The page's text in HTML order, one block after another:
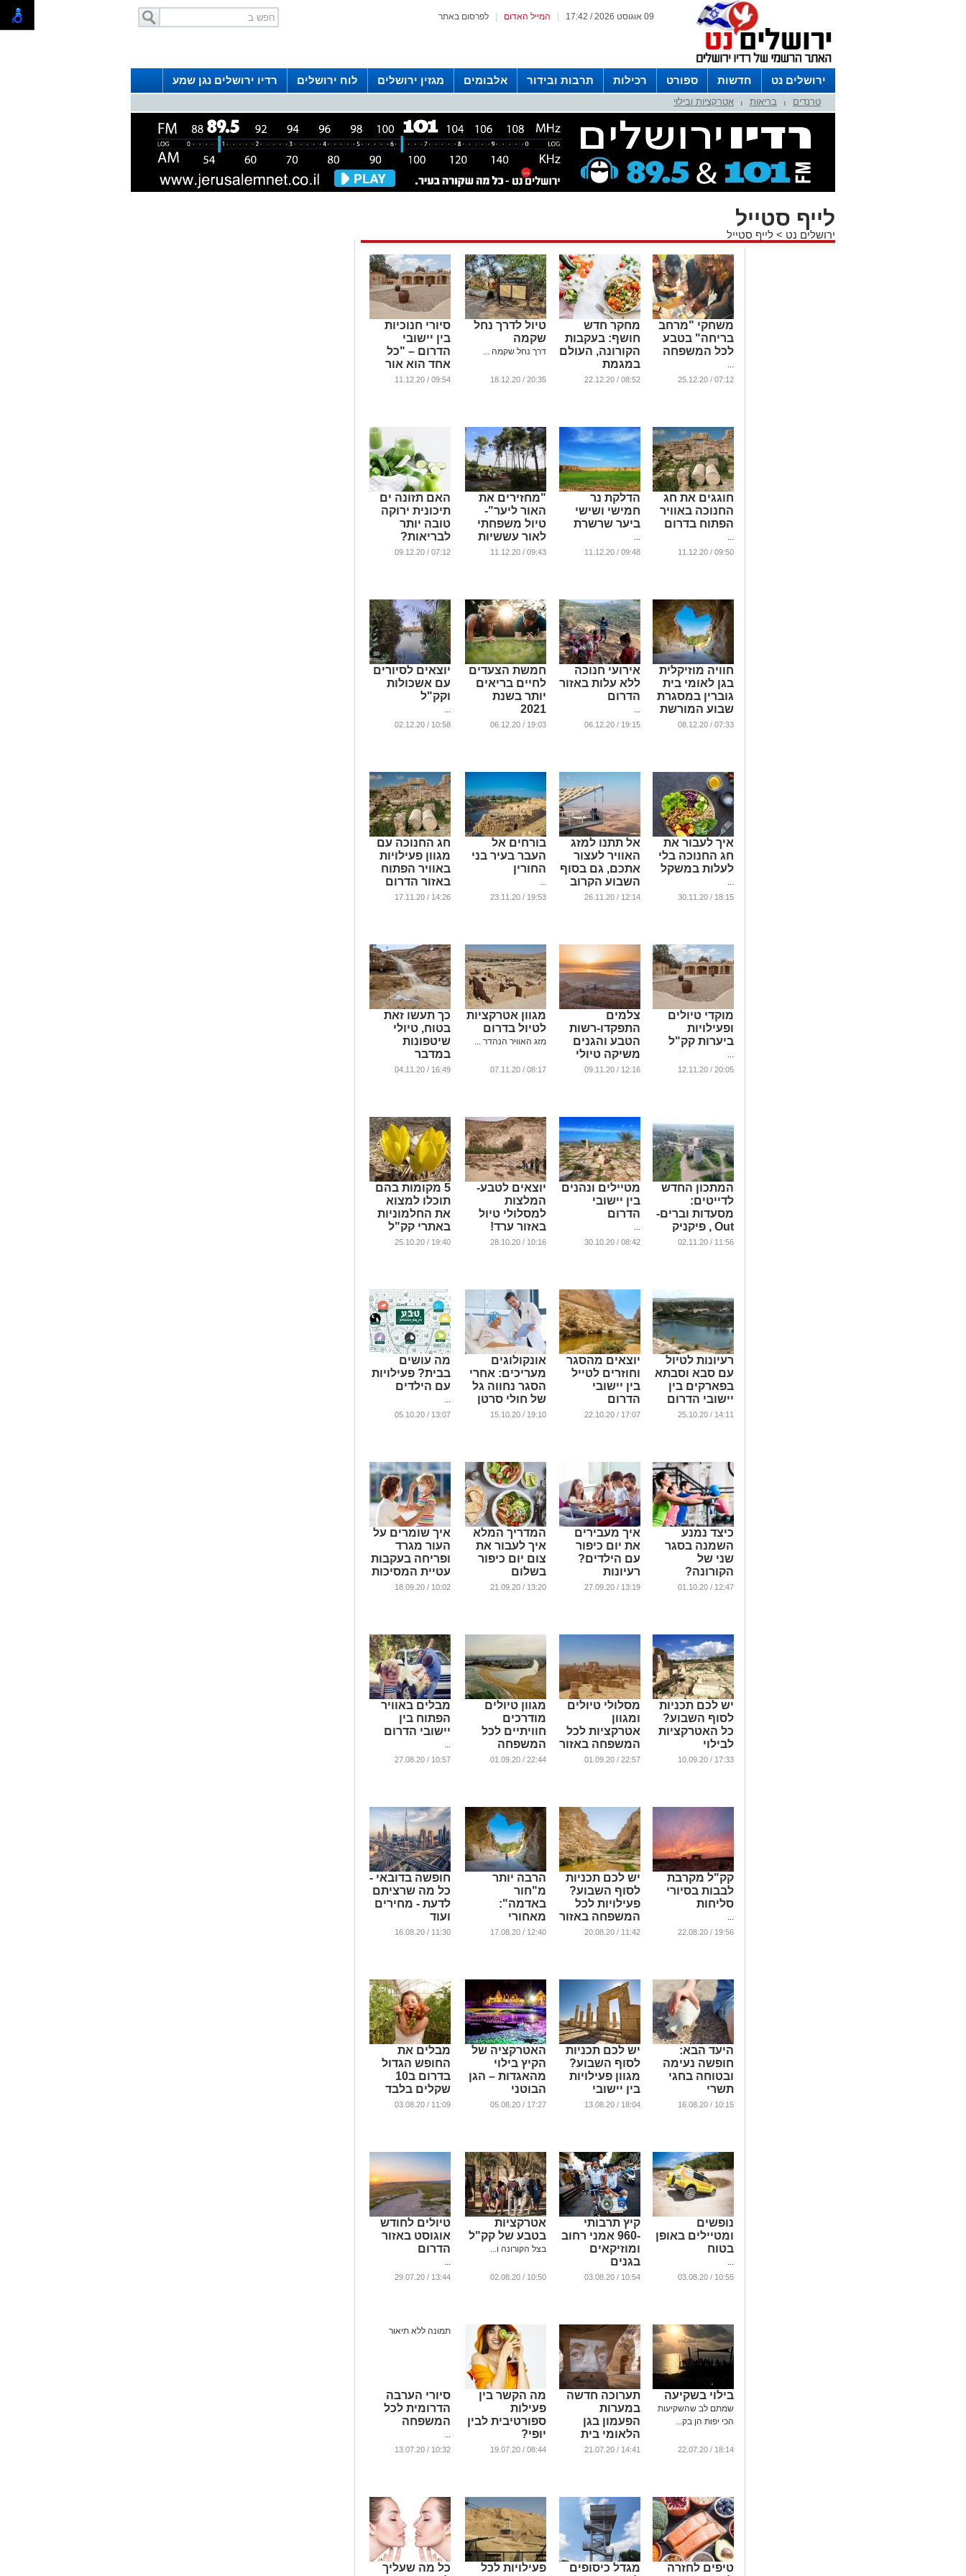
לפרסום באתר המייל האדום 09 אוגוסט 2026 / 17:42
ירושלים נט חדשות ספורט רכילות תרבות ובידור אלבומים מגזין ירושלים לוח ירושלים
רדיו ירושלים נגן שמע
לפרסום ברדיו צרו קשר
לוח שדורים רדיו ירושלים טרנדים בריאות אטרקציות ובילוי
לייף סטייל
ירושלים נט > לייף סטייל
משחקי "מרחב
בריחה" בטבע
לכל המשפחה
...
07:12 / 25.12.20
מחקר חדש
חושף: בעקבות
הקורונה, העולם
במגמת
צמחונות
08:52 / 22.12.20
טיול לדרך נחל
שקמה
דרך נחל שקמה ...
20:35 / 18.12.20
סיורי חנוכיות
בין יישובי
הדרום – "כל
אחד הוא אור
קטן וכולנו עם
09:54 / 11.12.20
חוגגים את חג
החנוכה באוויר
הפתוח בדרום
...
09:50 / 11.12.20
הדלקת נר
חמישי ושישי
ביער שרשרת
...
09:48 / 11.12.20
"מחזירים את
האור ליער"-
טיול משפחתי
לאור עששיות
...
09:43 / 11.12.20
האם תזונה ים
תיכונית ירוקה
טובה יותר
לבריאות?
...
07:12 / 09.12.20
חוויה מוזיקלית
בגן לאומי בית
גוברין במסגרת
שבוע המורשת
בישראל
07:33 / 08.12.20
אירועי חנוכה
ללא עלות באזור
הדרום
...
19:15 / 06.12.20
חמשת הצעדים
לחיים בריאים
יותר בשנת
2021
...
19:03 / 06.12.20
יוצאים לסיורים
עם אשכולות
וקק"ל
...
10:58 / 02.12.20
איך לעבור את
חג החנוכה בלי
לעלות במשקל
...
18:15 / 30.11.20
אל תתנו למזג
האוויר לעצור
אתכם, גם בסוף
השבוע הקרוב
נצלו את הזמן
12:14 / 26.11.20
בורחים אל
העבר בעיר בני
החורין
...
19:53 / 23.11.20
חג החנוכה עם
מגוון פעילויות
באוויר הפתוח
באזור הדרום
...
14:26 / 17.11.20
מוקדי טיולים
ופעילויות
ביערות קק"ל
...
20:05 / 12.11.20
צלמים
התפקדו-רשות
הטבע והגנים
משיקה טיולי
צילום במיוחד
12:16 / 09.11.20
מגוון אטרקציות
לטיול בדרום
מזג האוויר הנהדר ...
08:17 / 07.11.20
כך תעשו זאת
בטוח, טיולי
שיטפונות
במדבר
...
16:49 / 04.11.20
המתכון החדש
לדייטים:
מסעדות וברים-
Out , פיקניק
באוויר הפתוח
11:56 / 02.11.20
מטיילים ונהנים
בין יישובי
הדרום
...
08:42 / 30.10.20
יוצאים לטבע-
המלצות
למסלולי טיול
באזור ערד!
...
10:16 / 28.10.20
5 מקומות בהם
תוכלו למצוא
את החלמוניות
באתרי קק"ל
...
19:40 / 25.10.20
רעיונות לטיול
עם סבא וסבתא
בפארקים בין
יישובי הדרום
...
14:11 / 25.10.20
יוצאים מהסגר
וחוזרים לטייל
בין יישובי
הדרום
...
17:07 / 22.10.20
אונקולוגים
מעריכים: אחרי
הסגר נחווה גל
של חולי סרטן
חדשים
19:10 / 15.10.20
מה עושים
בבית? פעילויות
עם הילדים
...
13:07 / 05.10.20
כיצד נמנע
השמנה בסגר
שני של
הקורונה?
...
12:47 / 01.10.20
איך מעבירים
את יום כיפור
עם הילדים?
רעיונות
לפעילויות בלי
13:19 / 27.09.20
המדריך המלא
איך לעבור את
צום יום כיפור
בשלום
...
13:20 / 21.09.20
איך שומרים על
העור מגרד
ופריחה בעקבות
עטיית המסיכות
...
10:02 / 18.09.20
יש לכם תכניות
לסוף השבוע?
כל האטרקציות
לבילוי
...
17:33 / 10.09.20
מסלולי טיולים
ומגוון
אטרקציות לכל
המשפחה באזור
הדרום
22:57 / 01.09.20
מגוון טיולים
מודרכים
חוויתיים לכל
המשפחה
באשדוד בחודש
22:44 / 01.09.20
מבלים באוויר
הפתוח בין
יישובי הדרום
...
10:57 / 27.08.20
קק"ל מקרבת
לבבות בסיורי
סליחות
...
19:56 / 22.08.20
יש לכם תכניות
לסוף השבוע?
פעילויות לכל
המשפחה באזור
הדרום
11:42 / 20.08.20
הרבה יותר
מ"חור
באדמה":
מאחורי
הקלעים של
לאומי בית
גוברין
...
12:40 / 17.08.20
חופשה בדובאי -
כל מה שרציתם
לדעת - מחירים
ועוד
...
11:30 / 16.08.20
היעד הבא:
חופשה נעימה
ובטוחה בחגי
תשרי
...
10:15 / 16.08.20
יש לכם תכניות
לסוף השבוע?
מגוון פעילויות
בין יישובי
הדרום
18:04 / 13.08.20
האטרקציה של
הקיץ בילוי
מהאגדות – הגן
הבוטני
בירושלים
17:27 / 05.08.20
מבלים את
החופש הגדול
בדרום ב10
שקלים בלבד
...
11:09 / 03.08.20
נופשים
ומטיילים באופן
בטוח
...
10:55 / 03.08.20
קיץ תרבותי
-960 אמני רחוב
ומוזיקאים
בגנים
הלאומיים
10:54 / 03.08.20
אטרקציות
בטבע של קק"ל
בצל הקורונה ו...
10:50 / 02.08.20
טיולים לחודש
אוגוסט באזור
הדרום
...
13:44 / 29.07.20
בילוי בשקיעה
שמתם לב שהשקיעות
הכי יפות הן בק...
18:14 / 22.07.20
תערוכה חדשה
במערות
הפעמון בגן
הלאומי בית
גוברין - "צורות
14:41 / 21.07.20
מה הקשר בין
פעילות
ספורטיבית לבין
יופי?
...
08:44 / 19.07.20
סיורי הערבה
הדרומית לכל
המשפחה
...
10:32 / 13.07.20
טיפים לחזרה
מגדל כיסופים
פעילויות לכל
כל מה שעליך